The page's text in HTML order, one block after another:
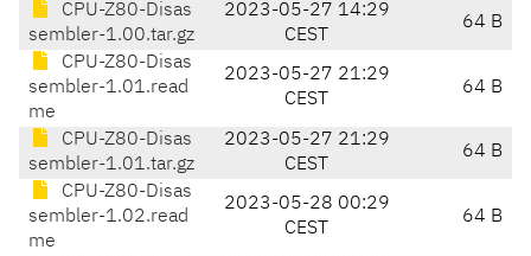
CPU-Z80-Disas
sembler-1.00.tar.gz
2023-05-27 14:29
CEST
64 B
CPU-Z80-Disas
sembler-1.01.read
me
2023-05-27 21:29
CEST
64 B
CPU-Z80-Disas
sembler-1.01.tar.gz
2023-05-27 21:29
CEST
64 B
CPU-Z80-Disas
sembler-1.02.read
me
2023-05-28 00:29
CEST
64 B